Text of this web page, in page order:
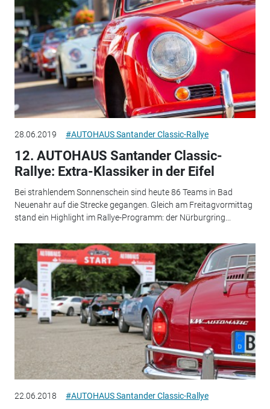
28.06.2019 #AUTOHAUS Santander Classic-Rallye
12. AUTOHAUS Santander Classic-
Rallye: Extra-Klassiker in der Eifel
Bei strahlendem Sonnenschein sind heute 86 Teams in Bad
Neuenahr auf die Strecke gegangen. Gleich am Freitagvormittag
stand ein Highlight im Rallye-Programm: der Nürburgring...
22.06.2018 #AUTOHAUS Santander Classic-Rallye